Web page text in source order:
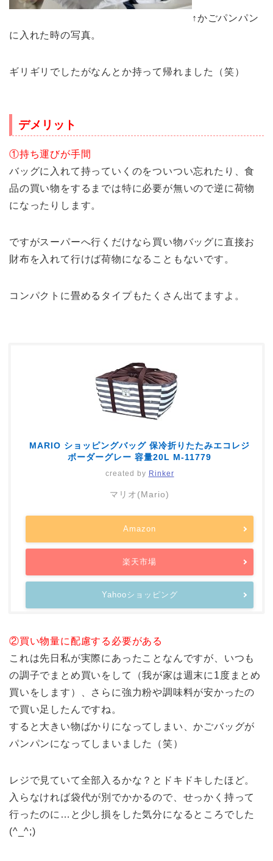
↑かごパンパン
に入れた時の写真。
ギリギリでしたがなんとか持って帰れました（笑）
デメリット
①持ち運びが手間
バッグに入れて持っていくのをついつい忘れたり、食
品の買い物をするまでは特に必要が無いので逆に荷物
になったりします。
ですがスーパーへ行くだけなら買い物バッグに直接お
財布を入れて行けば荷物になることもないです。
コンパクトに畳めるタイプもたくさん出てますよ。
MARIO ショッピングバッグ 保冷折りたたみエコレジ
ボーダーグレー 容量20L M-11779
created by Rinker
マリオ(Mario)
Amazon
楽天市場
Yahooショッピング
②買い物量に配慮する必要がある
これは先日私が実際にあったことなんですが、いつも
の調子でまとめ買いをして（我が家は週末に1度まとめ
買いをします）、さらに強力粉や調味料が安かったの
で買い足したんですね。
すると大きい物ばかりになってしまい、かごバッグが
パンパンになってしまいました（笑）
レジで見ていて全部入るかな？とドキドキしたほど。
入らなければ袋代が別でかかるので、せっかく持って
行ったのに…と少し損をした気分になるところでした
(^_^;)